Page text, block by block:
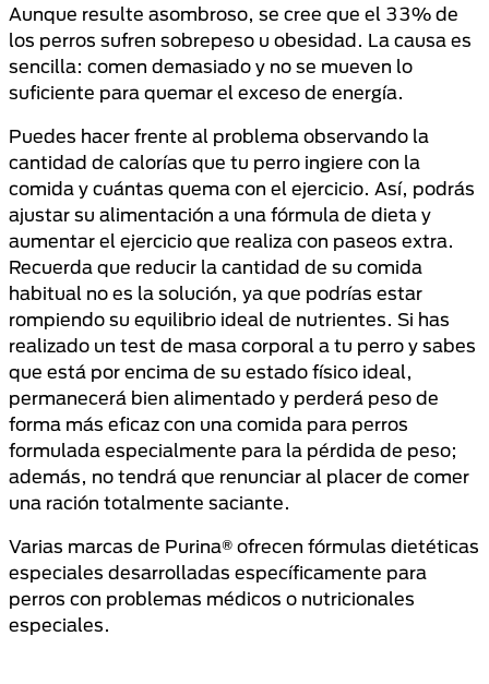
Aunque resulte asombroso, se cree que el 33% de
los perros sufren sobrepeso u obesidad. La causa es
sencilla: comen demasiado y no se mueven lo
suficiente para quemar el exceso de energía.
Puedes hacer frente al problema observando la
cantidad de calorías que tu perro ingiere con la
comida y cuántas quema con el ejercicio. Así, podrás
ajustar su alimentación a una fórmula de dieta y
aumentar el ejercicio que realiza con paseos extra.
Recuerda que reducir la cantidad de su comida
habitual no es la solución, ya que podrías estar
rompiendo su equilibrio ideal de nutrientes. Si has
realizado un test de masa corporal a tu perro y sabes
que está por encima de su estado físico ideal,
permanecerá bien alimentado y perderá peso de
forma más eficaz con una comida para perros
formulada especialmente para la pérdida de peso;
además, no tendrá que renunciar al placer de comer
una ración totalmente saciante.
Varias marcas de Purina® ofrecen fórmulas dietéticas
especiales desarrolladas específicamente para
perros con problemas médicos o nutricionales
especiales.